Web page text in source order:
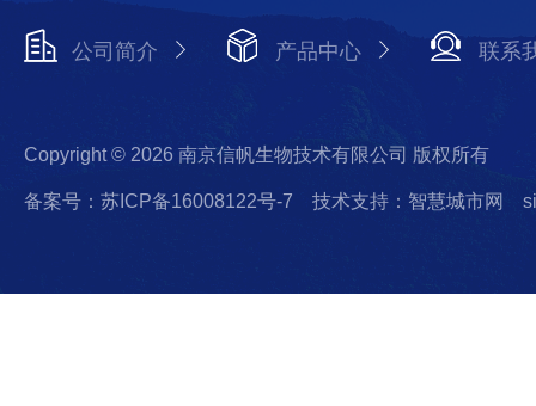
公司简介 产品中心 联系
Copyright © 2026 南京信帆生物技术有限公司 版权所有
备案号：苏ICP备16008122号-7 技术支持：智慧城市网